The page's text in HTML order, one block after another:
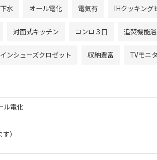
水 オール電化 電気有 IHクッキング
対面式キッチン コンロ３口 追焚機能
ンシューズクロゼット 収納豊富 TVモニ
ル電化
）